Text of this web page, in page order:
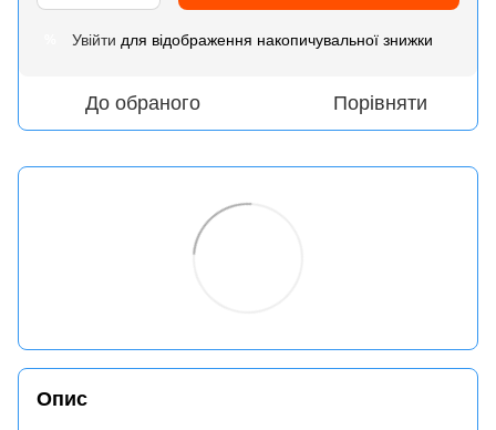
Увійти для відображення накопичувальної знижки
До обраного Порівняти
Опис